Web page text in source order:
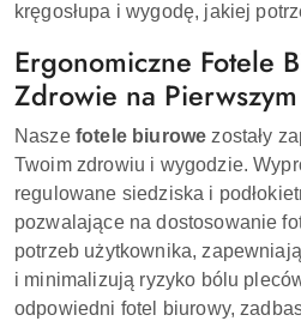
kręgosłupa i wygodę, jakiej
Ergonomiczne Fotele
Zdrowie na
Nasze fotele biurowe zostały
Twoim zdrowiu i wygodzie.
regulowane siedziska i
pozwalające na dostosowanie
potrzeb użytkownika,
i minimalizują ryzyko bólu
odpowiedni fotel biurowy,